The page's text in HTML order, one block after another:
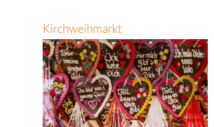
Kirchweihmarkt